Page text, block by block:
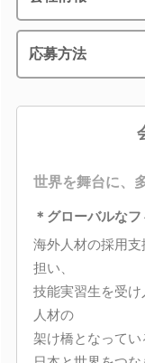
応募方法
世界を舞台に、
＊グローバルな
海外人材の採用
担い、
技能実習生を受
人材の
架け橋となってい